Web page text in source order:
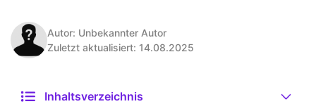
Autor: Unbekannter Autor
Zuletzt aktualisiert: 14.08.2025
Inhaltsverzeichnis